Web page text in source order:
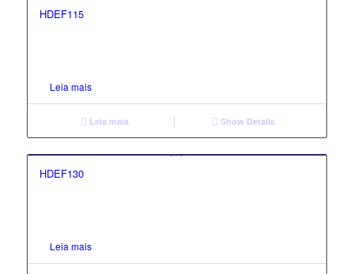
HDEF115
Leia mais
Leia mais Show Details
HDEF130
Leia mais